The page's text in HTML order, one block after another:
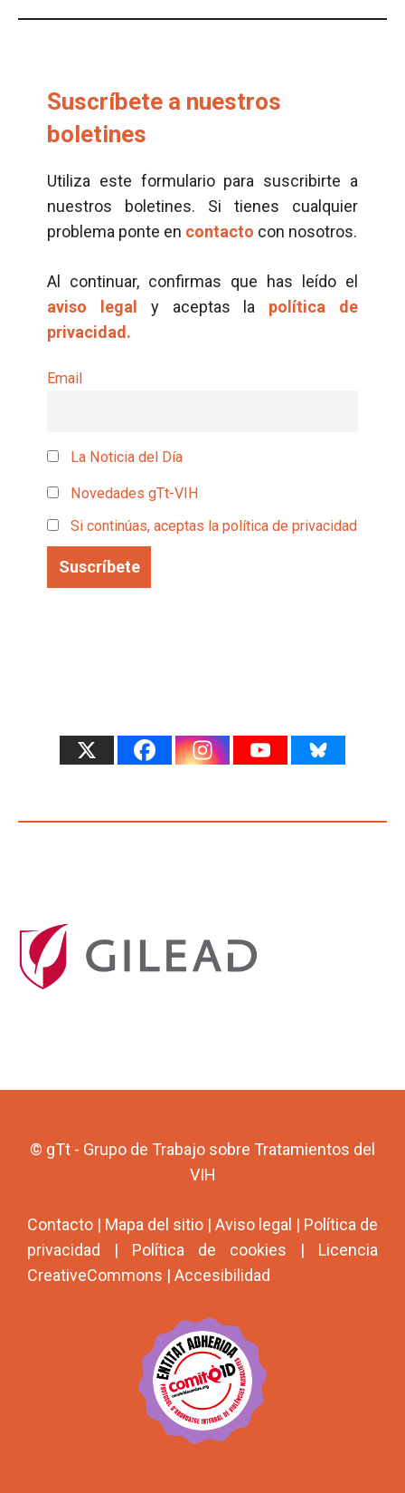
Suscríbete a nuestros
boletines
Utiliza este formulario para suscribirte a
nuestros boletines. Si tienes cualquier
problema ponte en contacto con nosotros.
Al continuar, confirmas que has leído el
aviso legal
y aceptas la política de
privacidad.
Email
La Noticia del Día
Novedades gTt-VIH
Si continúas, aceptas la política de privacidad
© gTt - Grupo de Trabajo sobre Tratamientos del
VIH
Contacto | Mapa del sitio | Aviso legal | Política de
privacidad | Política de cookies | Licencia
CreativeCommons | Accesibilidad